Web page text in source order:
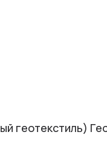
геотекстиль)